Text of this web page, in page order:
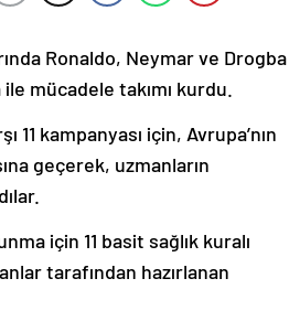
Ronaldo, Neymar ve Drogba
mücadele takımı kurdu.
11 kampanyası için, Avrupa’nın
geçerek, uzmanların
için 11 basit sağlık kuralı
tarafından hazırlanan